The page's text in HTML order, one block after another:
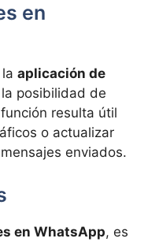
en
aplicación de
posibilidad de
resulta útil
o actualizar
enviados.
en WhatsApp, es